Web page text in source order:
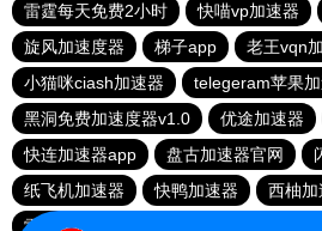
雷霆每天免费2小时
快喵vp加速器
旋风加速度器
梯子app 老王vqn
小猫咪ciash加速器
telegeram苹果
黑洞免费加速度器v1.0
优途加速器
快连加速器app
盘古加速器官网
纸飞机加速器
快鸭加速器 西柚加
雷霆加器速